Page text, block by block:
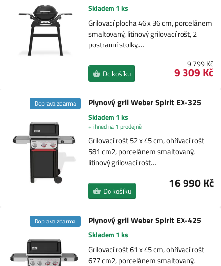
Skladem 1 ks
Grilovací plocha 46 x 36 cm, porcelánem
smaltovaný, litinový grilovací rošt, 2
postranní stolky,…
9 799 Kč
9 309 Kč
Do košíku
Plynový gril Weber Spirit EX-325
Doprava zdarma
Skladem 1 ks
+ ihned na 1 prodejně
Grilovací rošt 52 x 45 cm, ohřívací rošt
581 cm2, porcelánem smaltovaný,
litinový grilovací rošt…
16 990 Kč
Do košíku
Plynový gril Weber Spirit EX-425
Doprava zdarma
Skladem 1 ks
Grilovací rošt 61 x 45 cm, ohřívací rošt
677 cm2, porcelánem smaltovaný,